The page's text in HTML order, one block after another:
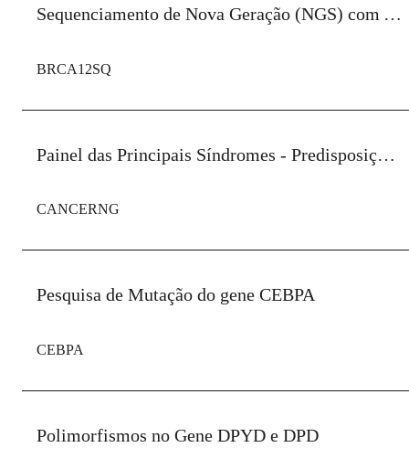
Sequenciamento de Nova Geração (NGS) com Análise de CNV BRCA1 E BRCA2
BRCA12SQ
Painel das Principais Síndromes - Predisposição Câncer Hereditário
CANCERNG
Pesquisa de Mutação do gene CEBPA
CEBPA
Polimorfismos no Gene DPYD e DPD